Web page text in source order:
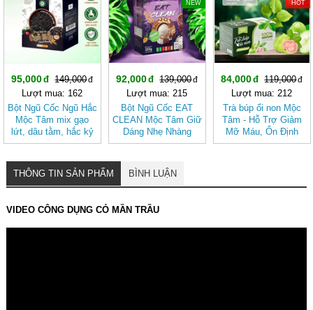
95,000
149,000
Lượt mua: 162
Bột Ngũ Cốc Ngũ Hắc
Mộc Tâm mix gạo
lứt, dâu tằm, hắc kỷ
tử, mè đen, đậu đen
NEW
92,000
139,000
Lượt mua: 215
Bột Ngũ Cốc EAT
CLEAN Mộc Tâm Giữ
Dáng Nhẹ Nhàng
Theo Cách Tự Nhiên
HOT
84,000
119,000
Lượt mua: 212
Trà búp ổi non Mộc
Tâm - Hỗ Trợ Giảm
Mỡ Máu, Ổn Định
Đường Huyết, Mát
THÔNG TIN SẢN PHẨM BÌNH LUẬN
VIDEO CÔNG DỤNG CỎ MẦN TRẦU